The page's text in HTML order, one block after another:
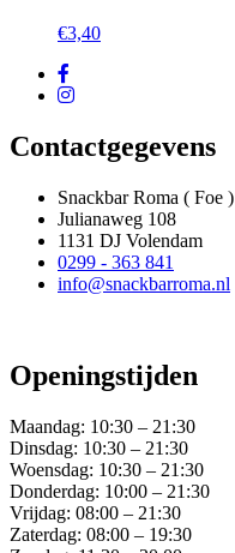
€3,40
Contactgegevens
Snackbar Roma ( Foe )
Julianaweg 108
1131 DJ Volendam
0299 - 363 841
info@snackbarroma.nl
Openingstijden
Maandag: 10:30 – 21:30
Dinsdag: 10:30 – 21:30
Woensdag: 10:30 – 21:30
Donderdag: 10:00 – 21:30
Vrijdag: 08:00 – 21:30
Zaterdag: 08:00 – 19:30